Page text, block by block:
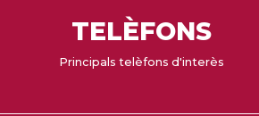
TELÈFONS
Principals telèfons d'interès